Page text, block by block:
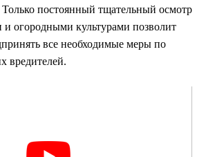
Только постоянный тщательный осмотр
и огородными культурами позволит
все необходимые меры по
вредителей.